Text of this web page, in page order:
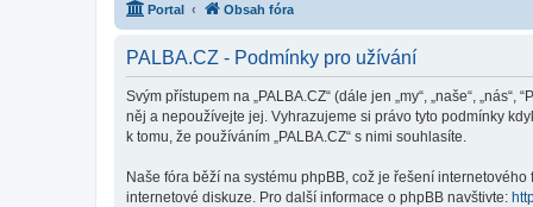
Portal Obsah fóra
PALBA.CZ - Podmínky pro užívání
Svým přístupem na „PALBA.CZ“ (dále jen „my“, „naše“,
něj a nepoužívejte jej. Vyhrazujeme si právo tyto podmínky
k tomu, že používáním „PALBA.CZ“ s nimi souhlasíte.
Naše fóra běží na systému phpBB, což je řešení internetového
internetové diskuze. Pro další informace o phpBB navštivte: